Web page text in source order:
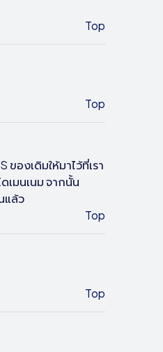
Top
Top
องเดิมให้มาไว้ที่เรา
เมนเนม จากนั้น
แล้ว
Top
Top